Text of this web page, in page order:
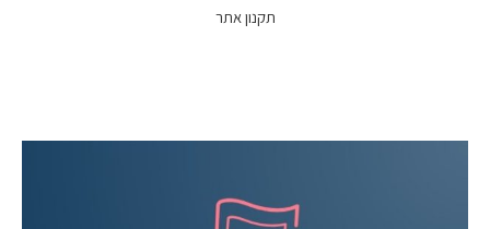
תקנון אתר